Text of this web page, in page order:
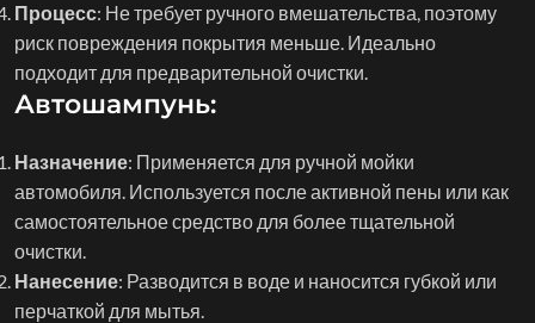
Процесс: Не требует ручного вмешательства, поэтому
риск повреждения покрытия меньше. Идеально
подходит для предварительной очистки.
Автошампунь:
Назначение: Применяется для ручной мойки
автомобиля. Используется после активной пены или как
самостоятельное средство для более тщательной
очистки.
Нанесение: Разводится в воде и наносится губкой или
перчаткой для мытья.